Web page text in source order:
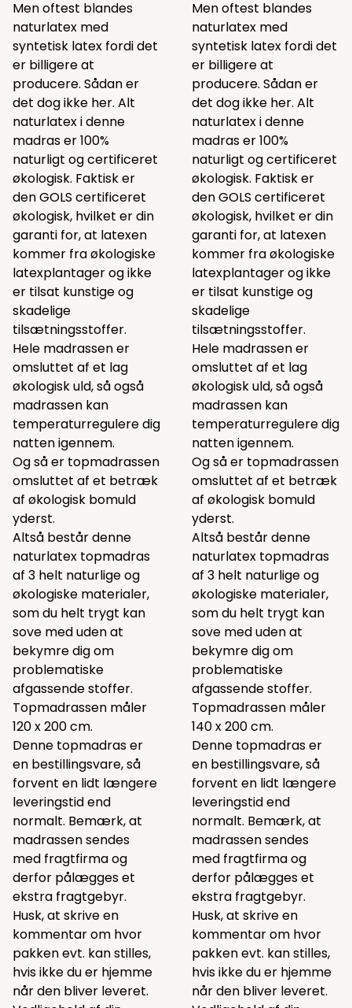
Men oftest blandes
naturlatex med
syntetisk latex fordi det
er billigere at
producere. Sådan er
det dog ikke her. Alt
naturlatex i denne
madras er 100%
naturligt og certificeret
økologisk. Faktisk er
den GOLS certificeret
økologisk, hvilket er din
garanti for, at latexen
kommer fra økologiske
latexplantager og ikke
er tilsat kunstige og
skadelige
tilsætningsstoffer.
Hele madrassen er
omsluttet af et lag
økologisk uld, så også
madrassen kan
temperaturregulere dig
natten igennem.
Og så er topmadrassen
omsluttet af et betræk
af økologisk bomuld
yderst.
Altså består denne
naturlatex topmadras
af 3 helt naturlige og
økologiske materialer,
som du helt trygt kan
sove med uden at
bekymre dig om
problematiske
afgassende stoffer.
Topmadrassen måler
120 x 200 cm.
Denne topmadras er
en bestillingsvare, så
forvent en lidt længere
leveringstid end
normalt. Bemærk, at
madrassen sendes
med fragtfirma og
derfor pålægges et
ekstra fragtgebyr.
Husk, at skrive en
kommentar om hvor
pakken evt. kan stilles,
hvis ikke du er hjemme
når den bliver leveret.
Men oftest blandes
naturlatex med
syntetisk latex fordi det
er billigere at
producere. Sådan er
det dog ikke her. Alt
naturlatex i denne
madras er 100%
naturligt og certificeret
økologisk. Faktisk er
den GOLS certificeret
økologisk, hvilket er din
garanti for, at latexen
kommer fra økologiske
latexplantager og ikke
er tilsat kunstige og
skadelige
tilsætningsstoffer.
Hele madrassen er
omsluttet af et lag
økologisk uld, så også
madrassen kan
temperaturregulere dig
natten igennem.
Og så er topmadrassen
omsluttet af et betræk
af økologisk bomuld
yderst.
Altså består denne
naturlatex topmadras
af 3 helt naturlige og
økologiske materialer,
som du helt trygt kan
sove med uden at
bekymre dig om
problematiske
afgassende stoffer.
Topmadrassen måler
140 x 200 cm.
Denne topmadras er
en bestillingsvare, så
forvent en lidt længere
leveringstid end
normalt. Bemærk, at
madrassen sendes
med fragtfirma og
derfor pålægges et
ekstra fragtgebyr.
Husk, at skrive en
kommentar om hvor
pakken evt. kan stilles,
hvis ikke du er hjemme
når den bliver leveret.